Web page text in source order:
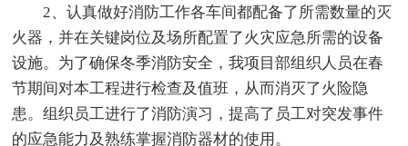
2、认真做好消防工作各车间都配备了所需数量的灭
火器，并在关键岗位及场所配置了火灾应急所需的设备
设施。为了确保冬季消防安全，我项目部组织人员在春
节期间对本工程进行检查及值班，从而消灭了火险隐
患。组织员工进行了消防演习，提高了员工对突发事件
的应急能力及熟练掌握消防器材的使用。